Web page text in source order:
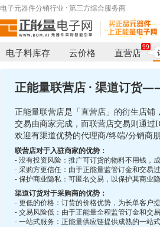
电子元器件分销行业 · 第三方综合服务商
电子料库存 云价格 直营店
99
正能量联营店 · 渠道订货
正能量联营店是「直营店」的衍生店
交易由商家完成，而联营店交易则通过
欢迎有渠道优势的代理商/终端/分销商
联营店对于入驻商家的优势：
- 没有投资风险：推广可订货的物料不用钱，
- 采购方更信任：由于正能量监管订金和交易
- 保护商业隐私：可匿名交易，以保护其商业隐
渠道订货对于采购商的优势：
- 更低的价格：订货的价格优势，为长单客户
- 交易风险低：由于正能量全程监管订金和交
- 一站式服务：正能量供应链提供成熟的一站